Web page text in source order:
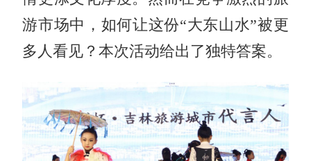
游市场中，如何让这份“大东山水”被更
多人看见？本次活动给出了独特答案。